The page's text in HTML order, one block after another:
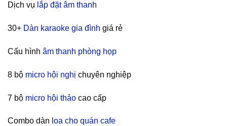
Dịch vụ lắp đặt âm thanh
30+ Dàn karaoke gia đình giá rẻ
Cấu hình âm thanh phòng họp
8 bộ micro hội nghị chuyên nghiệp
7 bộ micro hội thảo cao cấp
Combo dàn loa cho quán cafe